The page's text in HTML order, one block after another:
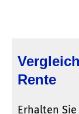
Rente
Erhalten